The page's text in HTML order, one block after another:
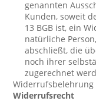
genannten
Kunden, soweit
13 BGB ist, ein
natürliche
abschließt, die
noch ihrer
zugerechnet
Widerrufsbelehrung
Widerrufsrecht